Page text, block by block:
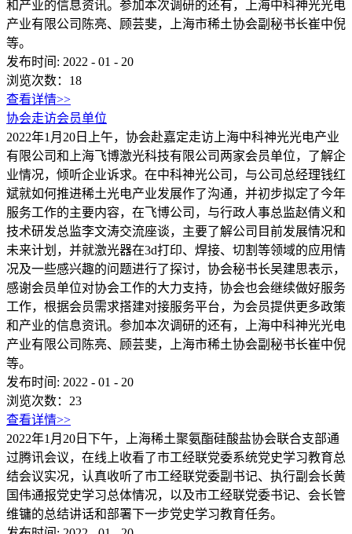
和产业的信息资讯。参加本次调研的还有，上海中科神光光电
产业有限公司陈亮、顾芸斐，上海市稀土协会副秘书长崔中倪
等。
发布时间: 2022 - 01 - 20
浏览次数： 18
查看详情>>
协会走访会员单位
2022年1月20日上午，协会赴嘉定走访上海中科神光光电产业
有限公司和上海飞博激光科技有限公司两家会员单位，了解企
业情况，倾听企业诉求。在中科神光公司，与公司总经理钱红
斌就如何推进稀土光电产业发展作了沟通，并初步拟定了今年
服务工作的主要内容，在飞博公司，与行政人事总监赵倩义和
技术研发总监李文涛交流座谈，主要了解公司目前发展情况和
未来计划，并就激光器在3d打印、焊接、切割等领域的应用情
况及一些感兴趣的问题进行了探讨，协会秘书长吴建思表示，
感谢会员单位对协会工作的大力支持，协会也会继续做好服务
工作，根据会员需求搭建对接服务平台，为会员提供更多政策
和产业的信息资讯。参加本次调研的还有，上海中科神光光电
产业有限公司陈亮、顾芸斐，上海市稀土协会副秘书长崔中倪
等。
发布时间: 2022 - 01 - 20
浏览次数： 23
查看详情>>
2022年1月20日下午，上海稀土聚氨酯硅酸盐协会联合支部通
过腾讯会议，在线上收看了市工经联党委系统党史学习教育总
结会议实况，认真收听了市工经联党委副书记、执行副会长黄
国伟通报党史学习总体情况，以及市工经联党委书记、会长管
维镛的总结讲话和部署下一步党史学习教育任务。